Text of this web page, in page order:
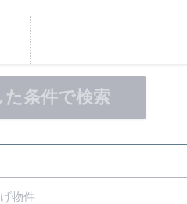
た条件で検索
物件